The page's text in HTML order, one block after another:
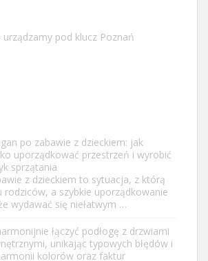
pod klucz Poznań
po zabawie z dzieckiem: jak
uporządkować przestrzeń i wyrobić
sprzątania
z dzieckiem to sytuacja, z którą
rodziców, a szybkie uporządkowanie
wydawać się niełatwym …
łączyć podłogę z drzwiami
unikając typowych błędów i
kolorów oraz faktur